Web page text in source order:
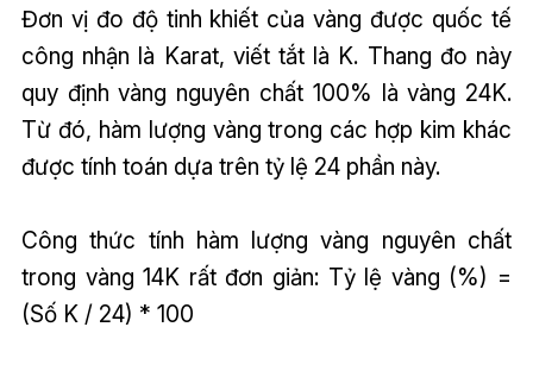
Đơn vị đo độ tinh khiết của vàng được quốc tế
công nhận là Karat, viết tắt là K. Thang đo này
quy định vàng nguyên chất 100% là vàng 24K.
Từ đó, hàm lượng vàng trong các hợp kim khác
được tính toán dựa trên tỷ lệ 24 phần này.
Công thức tính hàm lượng vàng nguyên chất
trong vàng 14K rất đơn giản: Tỷ lệ vàng (%) =
(Số K / 24) * 100